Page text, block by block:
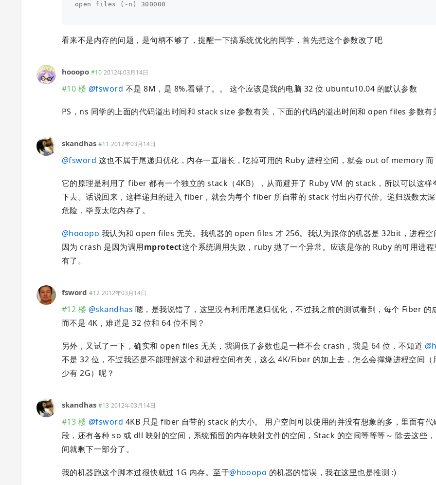
open files (-n) 300000
看来不是内存的问题，是句柄不够了，提醒一下搞系统优化的同学，首先把这个参数改了吧
hooopo #10 2012年03月14日
#10 楼 @fsword 不是 8M，是 8%.看错了。。 这个应该是我的电脑 32 位 ubuntu10.04 的默认参数
PS，ns 同学的上面的代码溢出时间和 stack size 参数有关，下面的代码的溢出时间和 open files 参数有
skandhas #11 2012年03月14日
@fsword 这也不属于尾递归优化，内存一直增长，吃掉可用的 Ruby 进程空间，就会 out of memory
它的原理是利用了 fiber 都有一个独立的 stack（4KB），从而避开了 Ruby VM 的 stack，所以可以这样
下去。话说回来，这样递归的进入 fiber，就会为每个 fiber 所自带的 stack 付出内存代价。递归级数太
危险，毕竟太吃内存了。
@hooopo 我认为和 open files 无关。我机器的 open files 才 256。我认为跟你的机器是 32bit，进程空
因为 crash 是因为调用mprotect这个系统调用失败，ruby 抛了一个异常。应该是你的 Ruby 的可用进
有了。
fsword #12 2012年03月14日
#12 楼 @skandhas 嗯，是我说错了，这里没有利用尾递归优化，不过我之前的测试看到，每个 Fiber 的
而不是 4K，难道是 32 位和 64 位不同？
另外，又试了一下，确实和 open files 无关，我调低了参数也是一样不会 crash，我是 64 位，不知道 @
不是 32 位，不过我还是不能理解这个和进程空间有关，这么 4K/Fiber 的加上去，怎么会撑爆进程空间（
少有 2G）呢？
skandhas #13 2012年03月14日
#13 楼 @fsword 4KB 只是 fiber 自带的 stack 的大小。 用户空间可以使用的并没有想象的多，里面有代
段，还有各种 so 或 dll 映射的空间，系统预留的内存映射文件的空间，Stack 的空间等等等～ 除去这些
间就剩下一部分了。
我的机器跑这个脚本过很快就过 1G 内存。至于@hooopo 的机器的错误，我在这里也是推测 :)